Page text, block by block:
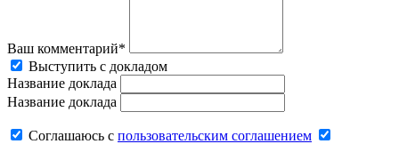
Ваш комментарий*
Выступить с докладом
Название доклада
Название доклада
Соглашаюсь c пользовательским соглашением